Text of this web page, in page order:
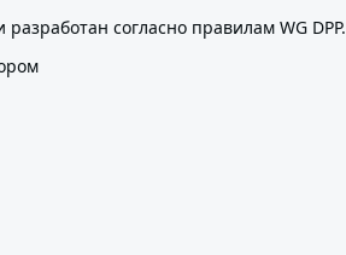
согласно правилам WG DPP.